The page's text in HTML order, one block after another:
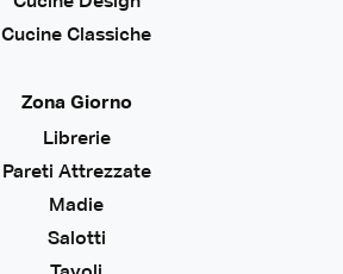
Cucine Classiche
Zona Giorno
Librerie
Pareti Attrezzate
Madie
Salotti